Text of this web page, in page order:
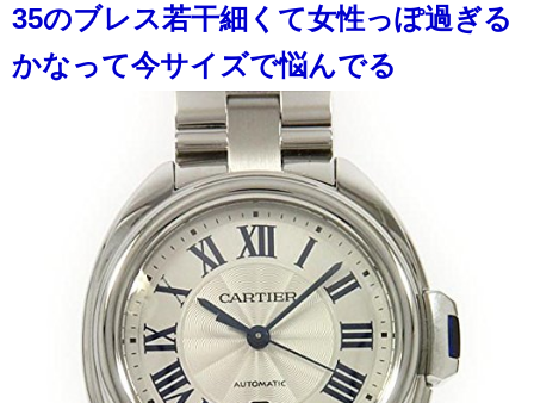
35のブレス若干細くて女性っぽ過ぎる
かなって今サイズで悩んでる